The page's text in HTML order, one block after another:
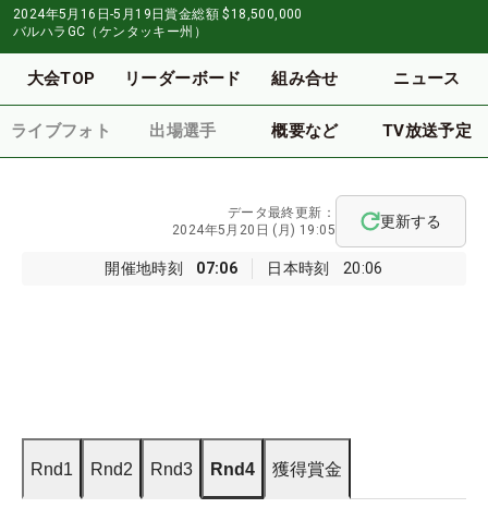
2024年5月16日-5月19日賞金総額 $18,500,000
バルハラGC（ケンタッキー州）
大会TOP リーダーボード 組み合せ ニュース
ライブフォト 出場選手 概要など TV放送予定
開催地時刻 07:06 日本時刻 20:06
データ最終更新：
2024年5月20日 (月) 19:05
更新する
Rnd1 Rnd2 Rnd3 Rnd4 獲得賞金